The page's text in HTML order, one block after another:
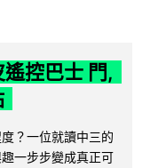
控巴士 門,
？一位就讀中三的
一步步變成真正可